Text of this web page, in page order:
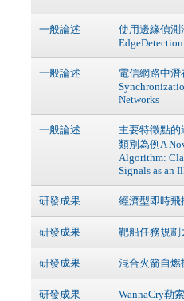
一般論述
使用邊緣偵測
EdgeDetection
一般論述
電信網路中潛
Networks
一般論述
主要特徵點
類別為例A
Algorithm:
Signals as an
研發成果 經濟型即時飛
研發成果 靶船任務規劃
研發成果 混合火箭自燃
研發成果 WannaCry勒